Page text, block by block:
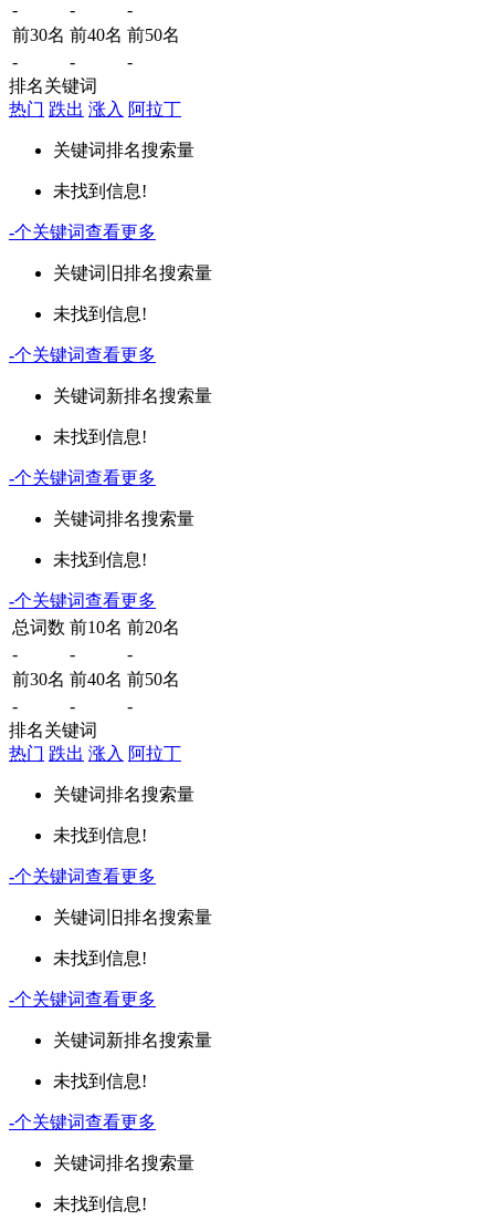
- -
-
前30名 前40名 前50名
-
-
-
排名关键词
热门 跌出 涨入 阿拉丁
关键词排名搜索量
未找到信息!
-个关键词查看更多
关键词 旧排名搜索量
未找到信息!
-个关键词查看更多
关键词新排名搜索量
未找到信息!
-个关键词查看更多
关键词排名搜索量
未找到信息!
-个关键词查看更多
总词数 前10名 前20名
-
-
-
前30名 前40名 前50名
-
-
-
排名关键词
热门 跌出 涨入 阿拉丁
关键词排名搜索量
未找到信息!
-个关键词查看更多
关键词 旧排名搜索量
未找到信息!
-个关键词查看更多
关键词新排名搜索量
未找到信息!
-个关键词查看更多
关键词排名搜索量
未找到信息!